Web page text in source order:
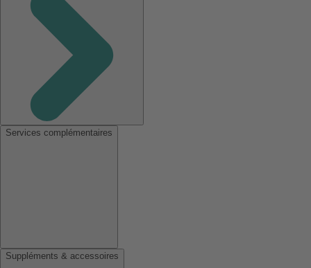
Services complémentaires
Suppléments & accessoires